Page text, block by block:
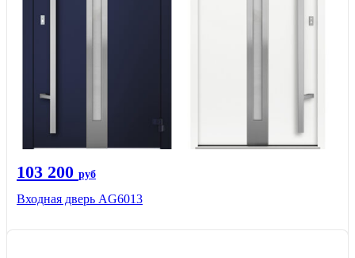
103 200 руб
Входная дверь AG6013